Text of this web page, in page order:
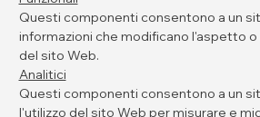
Questi componenti consentono a un
informazioni che modificano l'aspetto
del sito Web.
Analitici
Questi componenti consentono a un
l'utilizzo del sito Web per misurare e